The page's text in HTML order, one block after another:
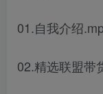
01.自我介绍
02.精选联盟带